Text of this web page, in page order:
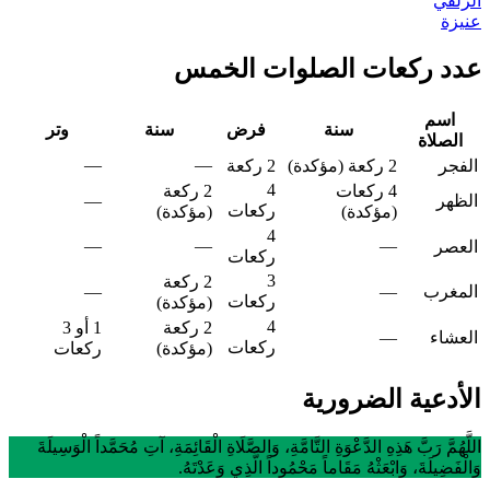
عنيزة
عدد ركعات الصلوات الخمس
اسم
الصلاة
سنة فرض سنة
وتر
الفجر
2 ركعة (مؤكدة) 2 ركعة —
—
الظهر
4 ركعات
(مؤكدة)
4
ركعات
2 ركعة
(مؤكدة)
—
العصر —
4
ركعات
—
—
المغرب —
3
ركعات
2 ركعة
(مؤكدة)
—
العشاء —
4
ركعات
2 ركعة
(مؤكدة)
1 أو 3
ركعات
الأدعية الضرورية
اللَّهُمَّ رَبَّ هَذِهِ الدَّعْوَةِ التَّامَّةِ، وَالصَّلَاةِ الْقَائِمَةِ، آتِ مُحَمَّداً الْوَسِيلَةَ
وَالْفَضِيلَةَ، وَابْعَثْهُ مَقَاماً مَحْمُوداً الَّذِي وَعَدْتَهُ.